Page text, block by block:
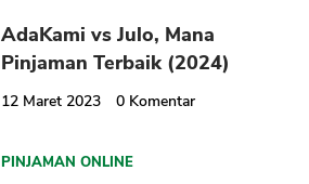
AdaKami vs Julo, Mana
Pinjaman Terbaik (2024)
12 Maret 2023 0 Komentar
PINJAMAN ONLINE
OK
CANCEL